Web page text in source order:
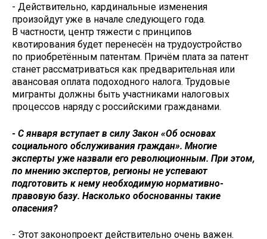
- Действительно, кардинальные изменения
произойдут уже в начале следующего года.
В частности, центр тяжести с принципов
квотирования будет перенесён на трудоустройство
по приобретённым патентам. Причём плата за патент
станет рассматриваться как предварительная или
авансовая оплата подоходного налога. Трудовые
мигранты должны быть участниками налоговых
процессов наряду с российскими гражданами.
- С января вступает в силу Закон «Об основах
социального обслуживания граждан». Многие
эксперты уже назвали его революционным. При этом,
по мнению экспертов, регионы не успевают
подготовить к нему необходимую нормативно-
правовую базу. Насколько обоснованны такие
опасения?
- Этот законопроект действительно очень важен.